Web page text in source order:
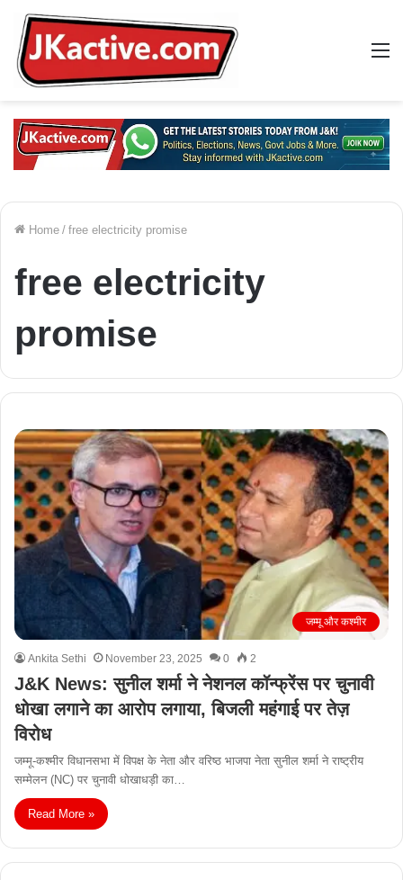
Home / free electricity promise
free electricity
promise
जम्मू और कश्मीर
Ankita Sethi November 23, 2025 0 2
J&K News: सुनील शर्मा ने नेशनल कॉन्फ्रेंस पर चुनावी
धोखा लगाने का आरोप लगाया, बिजली महंगाई पर तेज़
विरोध
जम्मू-कश्मीर विधानसभा में विपक्ष के नेता और वरिष्ठ भाजपा नेता सुनील शर्मा ने राष्ट्रीय
सम्मेलन (NC) पर चुनावी धोखाधड़ी का…
Read More »